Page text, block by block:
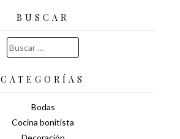
BUSCAR
Buscar:
CATEGORÍAS
Bodas
Cocina bonitista